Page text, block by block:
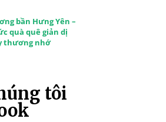
bần Hưng Yên –
quà quê giản dị
thương nhớ
tôi